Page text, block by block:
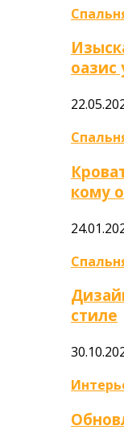
оазис
кому
стиле